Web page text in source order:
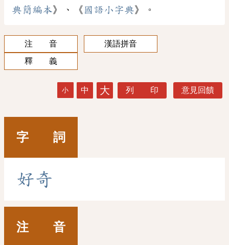
典簡編本》、《 國語小字典》。
注 音
漢語拼音
釋 義
小 中 大 列 印 意見回饋
字 詞
好奇
注 音